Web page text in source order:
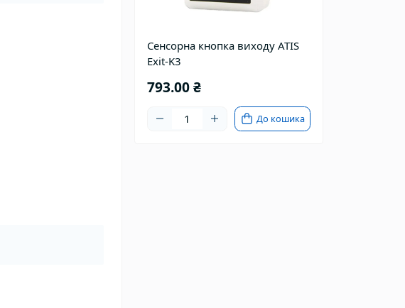
Сенсорна кнопка виходу ATIS
Exit-K3
793.00 ₴
До кошика